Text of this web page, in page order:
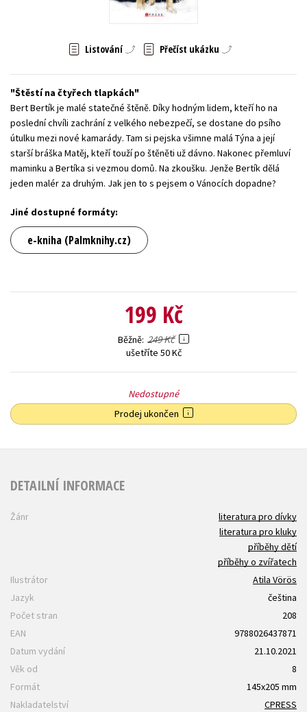
Zahraniční literatura
Všechny tituly
Listování Přečíst ukázku
Štěstí na čtyřech tlapkách
Bert Bertík je malé statečné štěně. Díky hodným lidem, kteří ho na
poslední chvíli zachrání z velkého nebezpečí, se dostane do psího
útulku mezi nové kamarády. Tam si pejska všimne malá Týna a její
starší bráška Matěj, kteří touží po štěněti už dávno. Nakonec přemluví
maminku a Bertíka si vezmou domů. Na zkoušku. Jenže Bertík dělá
jeden malér za druhým. Jak jen to s pejsem o Vánocích dopadne?
Jiné dostupné formáty:
e-kniha (Palmknihy.cz)
199 Kč
Běžně 249 Kč
ušetříte 50 Kč
Nedostupné
Prodej ukončen
DETAILNÍ INFORMACE
Žánr
literatura pro dívky
literatura pro kluky
příběhy dětí
příběhy o zvířatech
Ilustrátor
Atila Vörös
Jazyk
čeština
Počet stran
208
EAN
9788026437871
Datum vydání
21.10.2021
Věk od
8
Formát
145x205 mm
Nakladatelství
CPRESS